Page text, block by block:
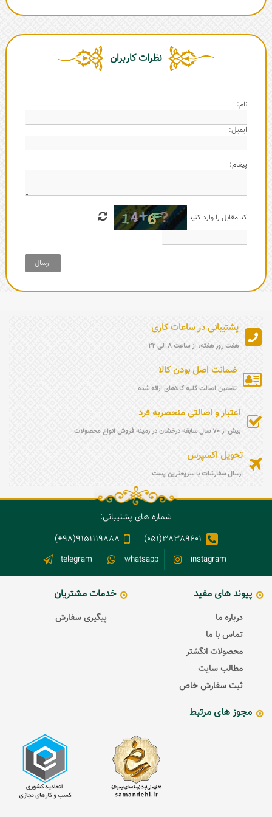
نظرات کاربران
نام:
ایمیل:
پیغام:
کد مقابل را وارد کنید
ارسال
پشتیبانی در ساعات کاری
هفت روز هفته، از ساعت 8 الی 22
ضمانت اصل بودن کالا
تضمین اصالت کلیه کالاهای ارائه شده
اعتبار و اصالتی منحصربه فرد
بیش از 70 سال سابقه درخشان در زمینه فروش انواع محصولات
تحویل اکسپرس
ارسال سفارشات با سریعترین پست
شماره های پشتیبانی:
38389601(051)
9151119888(98+)
instagram
whatsapp
telegram
پیوند های مفید
درباره ما
تماس با ما
محصولات انگشتر
مطالب سایت
ثبت سفارش خاص
خدمات مشتریان
پیگیری سفارش
مجوز های مرتبط